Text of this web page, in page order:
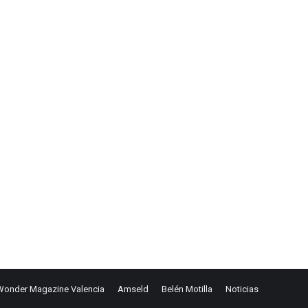
Magazine Valencia Amseld Belén Motilla Noticias